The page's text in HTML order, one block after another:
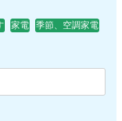
家電
季節、空調家電